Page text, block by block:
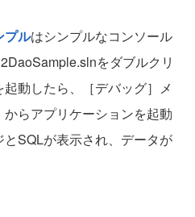
プルはシンプルなコンソール
をダブルクリ
動したら、［デバッグ］メ
らアプリケーションを起動
SQLが表示され、データが